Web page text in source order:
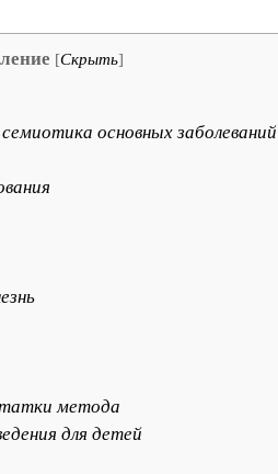
[Скрыть]
основных заболеваний
метода
для детей